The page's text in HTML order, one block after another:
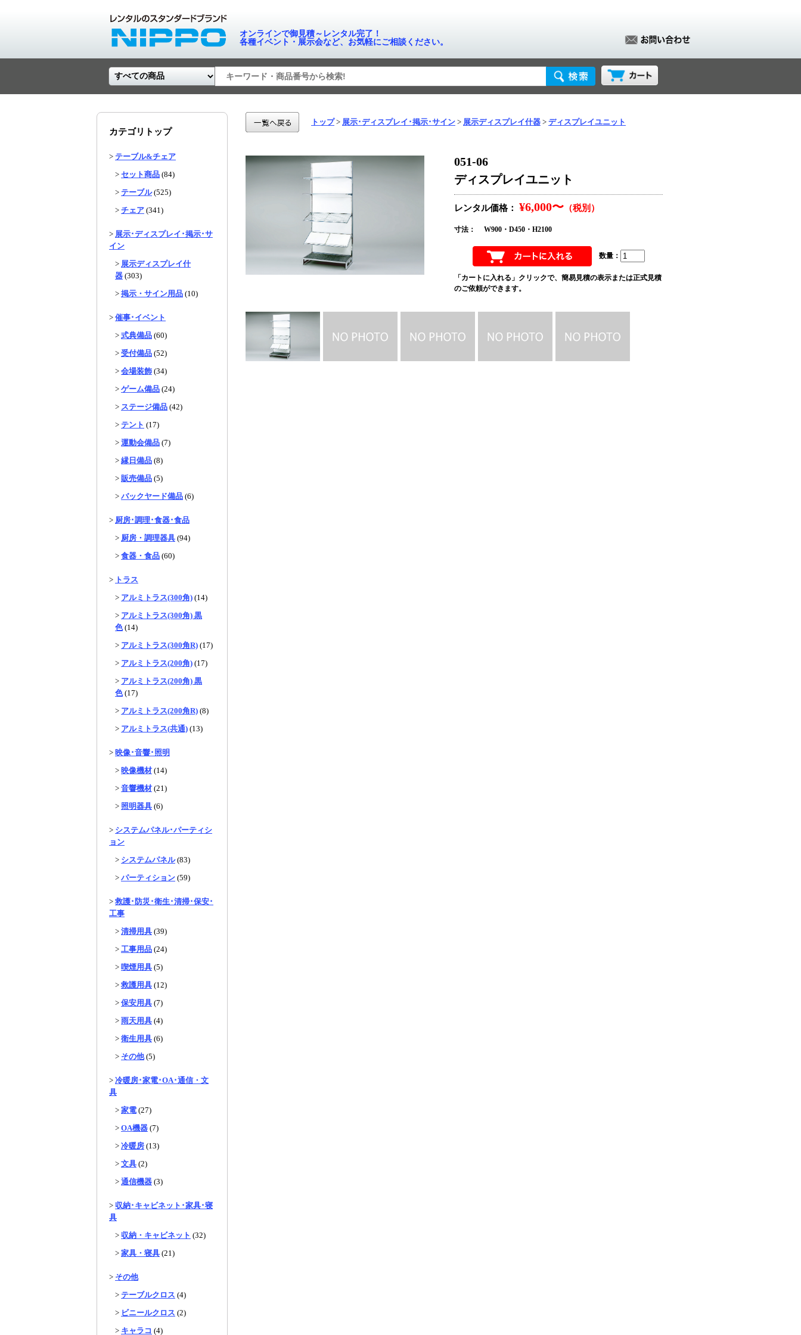
オンラインで御見積～レンタル完了！
各種イベント・展示会など、お気軽にご相談ください。
カテゴリトップ
> テーブル&チェア
> セット商品 (84)
> テーブル(525)
> チェア (341)
> 展示･ディスプレイ･掲示･サ
イン
> 展示ディスプレイ什
器 (303)
> 掲示・サイン用品 (10)
> 催事･イベント
> 式典備品 (60)
> 受付備品 (52)
> 会場装飾 (34)
> ゲーム備品 (24)
> ステージ備品 (42)
> テント (17)
> 運動会備品 (7)
> 縁日備品 (8)
> 販売備品 (5)
> バックヤード備品 (6)
> 厨房･調理･食器･食品
> 厨房・調理器具 (94)
> 食器・食品 (60)
> トラス
> アルミトラス(300角) (14)
> アルミトラス(300角) 黒
色(14)
> アルミトラス(300角R) (17)
> アルミトラス(200角) (17)
> アルミトラス(200角) 黒
色(17)
> アルミトラス(200角R) (8)
> アルミトラス(共通) (13)
> 映像･音響･照明
> 映像機材 (14)
> 音響機材 (21)
> 照明器具 (6)
> システムパネル･パーティシ
ョン
> システムパネル(83)
> パーティション (59)
> 救護･防災･衛生･清掃･保安･
工事
> 清掃用具 (39)
> 工事用品 (24)
> 喫煙用具 (5)
> 救護用具 (12)
> 保安用具 (7)
> 雨天用具 (4)
> 衛生用具 (6)
> その他(5)
> 冷暖房･家電･OA･通信・文
具
> 家電 (27)
> OA機器 (7)
> 冷暖房 (13)
> 文具 (2)
> 通信機器 (3)
> 収納･キャビネット･家具･寝
具
> 収納・キャビネット (32)
> 家具・寝具 (21)
> その他
> テーブルクロス (4)
> ビニールクロス (2)
> キャラコ (4)
トップ 展示･ディスプレイ･掲示･サイン 展示ディスプレイ什器 ディスプレイユニット
051-06
ディスプレイユニット
レンタル価格： ¥6,000〜 （税別）
寸法： W900・D450・H2100
数量：
「カートに入れる」クリックで、簡易見積の表示または正式見積
のご依頼ができます。